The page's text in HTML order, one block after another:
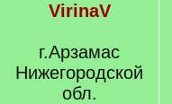
VirinaV
г.Арзамас
Нижегородской
обл.